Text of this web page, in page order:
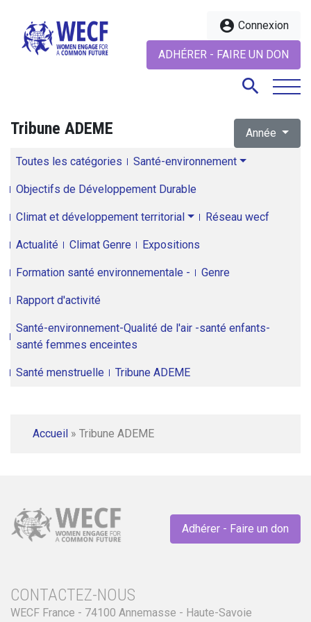
account_circle Connexion
ADHÉRER - FAIRE UN DON
search
Tribune ADEME Année
Toutes les catégories Santé-environnement
Objectifs de Développement Durable
Climat et développement territorial Réseau wecf
Actualité Climat Genre Expositions
Formation santé environnementale - Genre
Rapport d'activité
Santé-environnement-Qualité de l'air -santé enfants-
santé femmes enceintes
Santé menstruelle Tribune ADEME
Accueil » Tribune ADEME
Adhérer - Faire un don
CONTACTEZ-NOUS
WECF France - 74100 Annemasse - Haute-Savoie